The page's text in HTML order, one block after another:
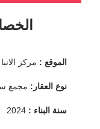
الموقع : مركز الانيا
نوع العقار: مجمع
سنة البناء :